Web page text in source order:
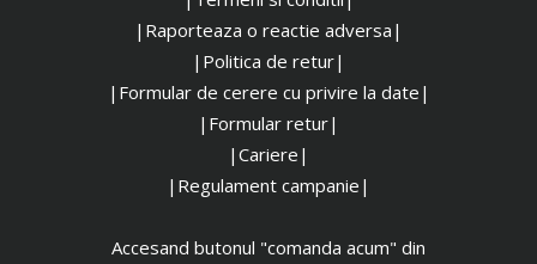
|Raporteaza o reactie adversa|
|Politica de retur|
|Formular de cerere cu privire la date|
|Formular retur|
|Cariere|
|Regulament campanie|
Accesand butonul "comanda acum" din